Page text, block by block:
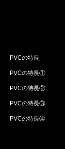
PVCの特長
PVCの特長①
PVCの特長②
PVCの特長③
PVCの特長④